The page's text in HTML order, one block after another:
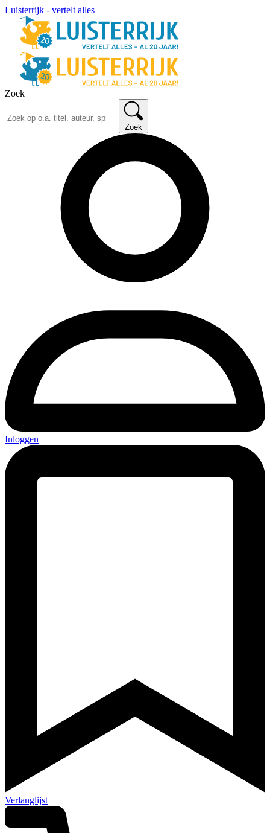
Luisterrijk - vertelt alles
Zoek
Zoek
Inloggen
Verlanglijst